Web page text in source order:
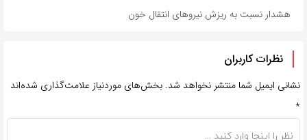
هشدار نسبت به ریزش نیروهای انتقال خون
نظرات کاربران
نشانی ایمیل شما منتشر نخواهد شد. بخش‌های موردنیاز علامت‌گذاری شده‌اند
*